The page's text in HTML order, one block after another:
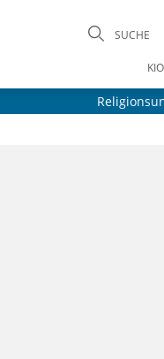
SUCHE